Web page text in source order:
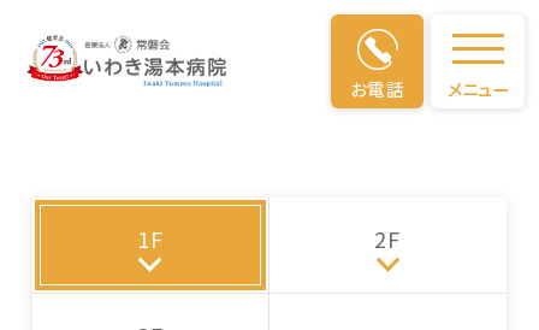
お電話 メニュー
フロアガイド
1F 2F